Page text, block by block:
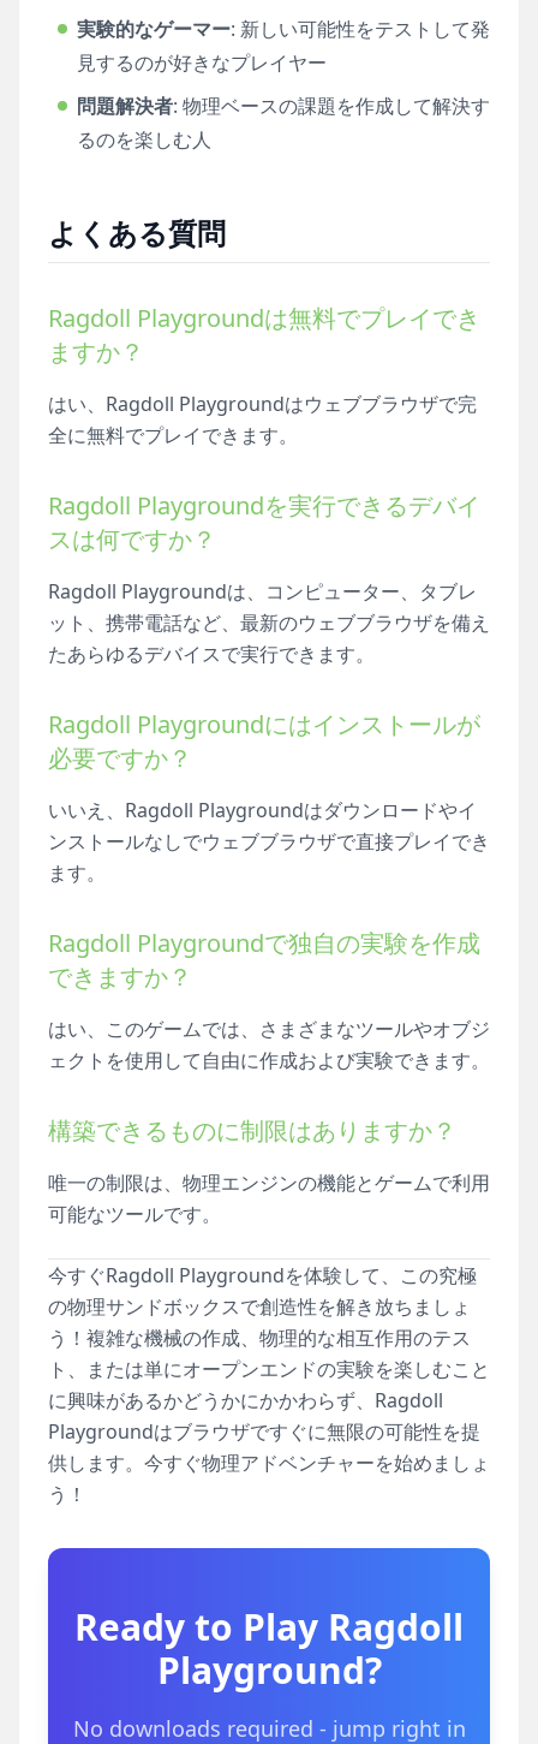
実験的なゲーマー: 新しい可能性をテストして発
見するのが好きなプレイヤー
問題解決者: 物理ベースの課題を作成して解決す
るのを楽しむ人
よくある質問
Ragdoll Playgroundは無料でプレイでき
ますか？
はい、Ragdoll Playgroundはウェブブラウザで完
全に無料でプレイできます。
Ragdoll Playgroundを実行できるデバイ
スは何ですか？
Ragdoll Playgroundは、コンピューター、タブレ
ット、携帯電話など、最新のウェブブラウザを備え
たあらゆるデバイスで実行できます。
Ragdoll Playgroundにはインストールが
必要ですか？
いいえ、Ragdoll Playgroundはダウンロードやイ
ンストールなしでウェブブラウザで直接プレイでき
ます。
Ragdoll Playgroundで独自の実験を作成
できますか？
はい、このゲームでは、さまざまなツールやオブジ
ェクトを使用して自由に作成および実験できます。
構築できるものに制限はありますか？
唯一の制限は、物理エンジンの機能とゲームで利用
可能なツールです。
今すぐRagdoll Playgroundを体験して、この究極
の物理サンドボックスで創造性を解き放ちましょ
う！複雑な機械の作成、物理的な相互作用のテス
ト、または単にオープンエンドの実験を楽しむこと
に興味があるかどうかにかかわらず、Ragdoll
Playgroundはブラウザですぐに無限の可能性を提
供します。今すぐ物理アドベンチャーを始めましょ
う！
Ready to Play Ragdoll
Playground?
No downloads required - jump right in